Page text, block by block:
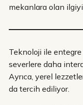
mekanlara olan ilgiyi
Teknoloji ile
severlere daha
Ayrıca, yerel
da tercih ediliyor.